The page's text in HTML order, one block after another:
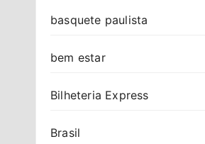
basquete paulista
bem estar
Bilheteria Express
Brasil